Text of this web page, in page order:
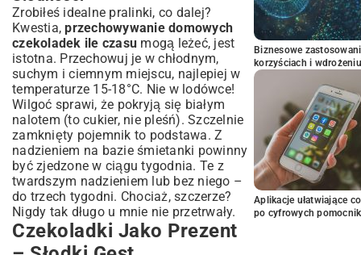
Zrobiłeś idealne pralinki, co dalej?
Kwestia,przechowywanie domowych
czekoladek ile czasu mogą leżeć, jest
istotna. Przechowuj je w chłodnym,
suchym i ciemnym miejscu, najlepiej w
temperaturze 15-18°C. Nie w lodówce!
Wilgoć sprawi, że pokryją się białym
nalotem (to cukier, nie pleśń). Szczelnie
zamknięty pojemnik to podstawa. Z
nadzieniem na bazie śmietanki powinny
być zjedzone w ciągu tygodnia. Te z
twardszym nadzieniem lub bez niego –
do trzech tygodni. Chociaż, szczerze?
Nigdy tak długo u mnie nie przetrwały.
Czekoladki Jako Prezent
Biznesowe
korzyściach i wdrożeniu
Aplikacje ułatwiające
po cyfrowych